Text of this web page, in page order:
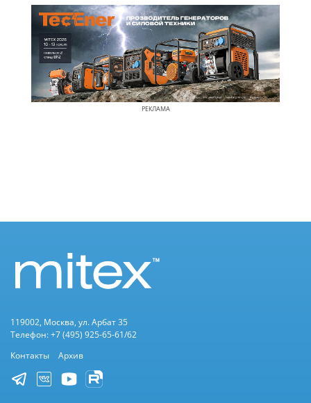
РЕКЛАМА
119002, Москва, ул. Арбат 35
Телефон: +7 (495) 925-65-61/62
Контакты
Архив